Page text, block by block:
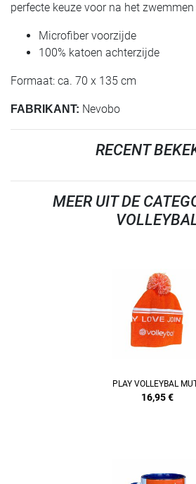
perfecte keuze voor na het
Microfiber voorzijde
100% katoen achterzijde
Formaat: ca. 70 x 135 cm
FABRIKANT: Nevobo
RECENT
MEER UIT DE
PLAY VOLLEYBAL
16,95€